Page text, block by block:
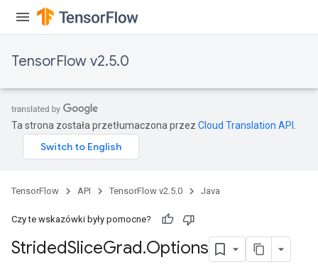
TensorFlow v2.5.0
Ta strona została przetłumaczona przez Cloud Translation API
TensorFlow API TensorFlow v2.5.0 Java
Czy te wskazówki były pomocne?
StridedSliceGrad.Options